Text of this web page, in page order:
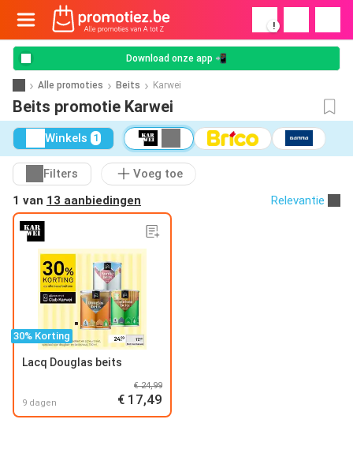
!
Download onze app 📲
Alle promoties Beits Karwei
Beits promotie Karwei
Winkels 1
Filters
Voeg toe
1 van 13 aanbiedingen Relevantie
30% Korting
Lacq Douglas beits
9 dagen
€ 24,99
€ 17,49